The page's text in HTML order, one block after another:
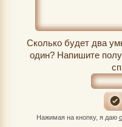
Сколько будет два
один? Напишите
Нажимая на кнопку, я даю